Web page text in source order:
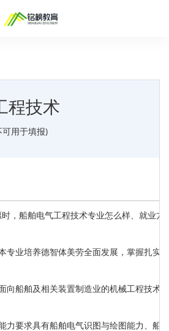
程技术
用于填报)
，船舶电气工程技术专业怎么样、就业
专业培养德智体美劳全面发展，掌握扎实
向船舶及相关装置制造业的机械工程技术
力要求具有船舶电气识图与绘图能力、船